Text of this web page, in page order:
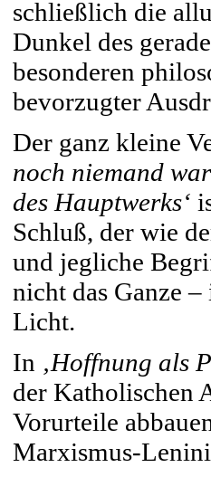
schließlich die
Dunkel des
besonderen
bevorzugter
Der ganz kleine
noch niemand
des Hauptwerks‘
Schluß, der wie
und jegliche
nicht das Ganze
Licht.
In ‚Hoffnung als
der Katholischen
Vorurteile
Marxismus-